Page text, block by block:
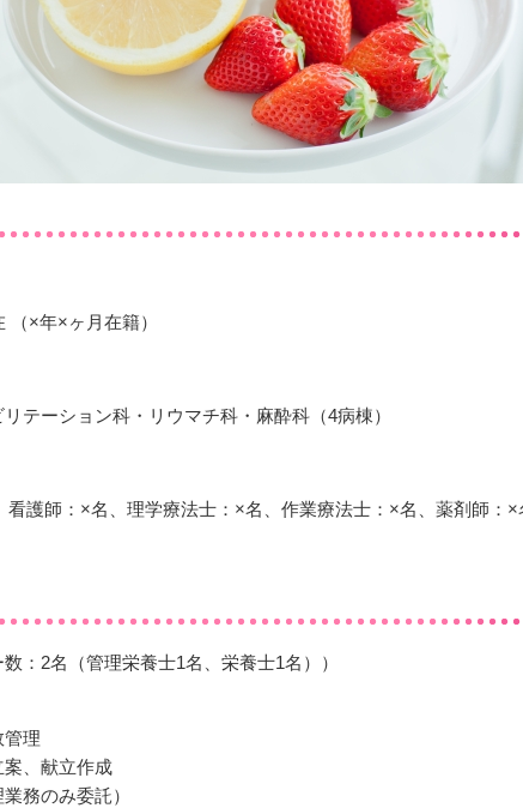
×年×ヶ月在籍）
テーション科・リウマチ科・麻酔科（4病棟）
看護師：×名、理学療法士：×名、作業療法士：×名、薬剤師：
：2名（管理栄養士1名、栄養士1名））
管理
案、献立作成
務のみ委託）